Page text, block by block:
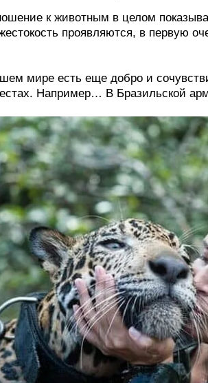
к животным в целом
проявляются, в первую
мире есть еще добро и
Например… В Бразильской